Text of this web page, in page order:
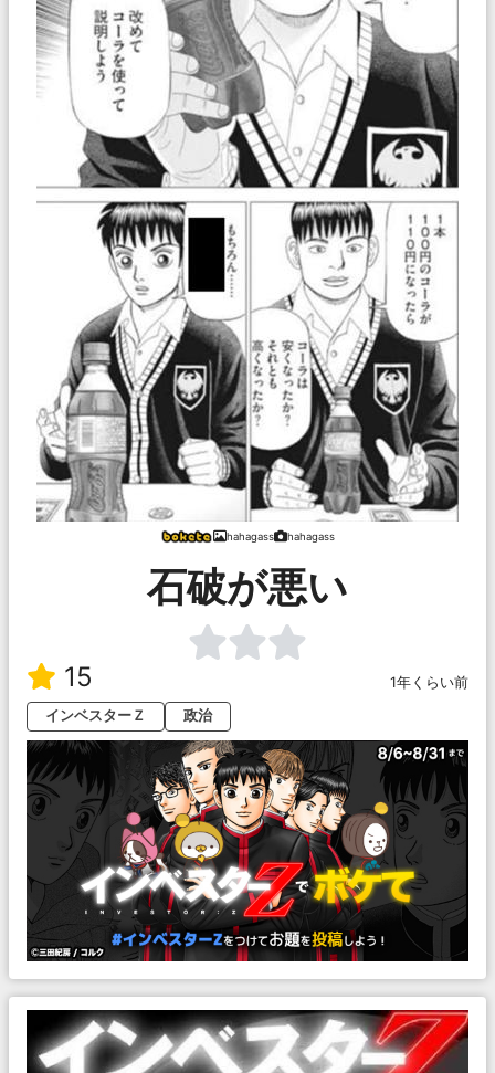
hahagass hahagass
石破が悪い
15
1年くらい前
インベスターＺ
政治